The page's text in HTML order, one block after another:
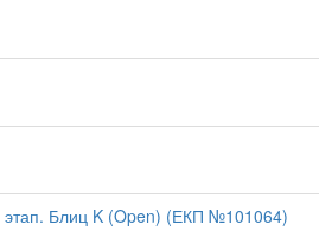
Блиц K (Open) (ЕКП №101064)